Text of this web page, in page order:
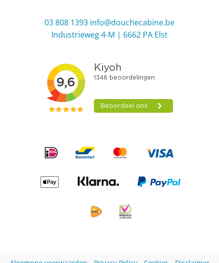
03 808 1393 info@douchecabine.be
Industrieweg 4-M | 6662 PA Elst